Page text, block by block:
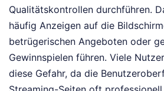
Qualitätskontrollen durchführen.
häufig Anzeigen auf die
betrügerischen Angeboten oder
Gewinnspielen führen. Viele
diese Gefahr, da die